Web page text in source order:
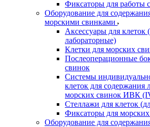
Фиксаторы для работы
Оборудование для
морскими свинками
Аксессуары для клеток
лабораторные)
Клетки для морских
Послеоперационные
свинок
Системы
клеток для содержания
морских свинок ИВК
Стеллажи для клеток
Фиксаторы для
Оборудование для